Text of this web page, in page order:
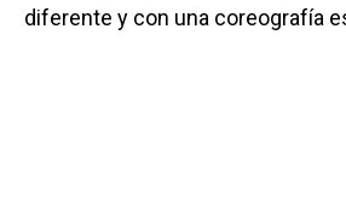
diferente y con una coreografía